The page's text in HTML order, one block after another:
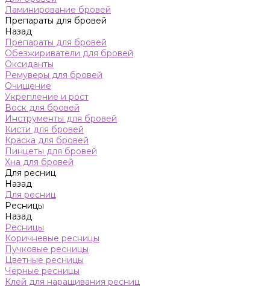
Ламинирование бровей
Препараты для бровей
Назад
Препараты для бровей
Обезжириватели для бровей
Оксиданты
Ремуверы для бровей
Очищение
Укрепление и рост
Воск для бровей
Инструменты для бровей
Кисти для бровей
Краска для бровей
Пинцеты для бровей
Хна для бровей
Для ресниц
Назад
Для ресниц
Ресницы
Назад
Ресницы
Коричневые ресницы
Пучковые ресницы
Цветные ресницы
Черные ресницы
Клей для наращивания ресниц